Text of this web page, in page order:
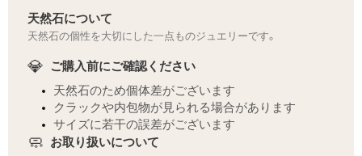
天然石について
天然石の個性を大切にした一点ものジュエリーです。
💎 ご購入前にご確認ください
天然石のため個体差がございます
クラックや内包物が見られる場合があります
サイズに若干の誤差がございます
🧼 お取り扱いについて